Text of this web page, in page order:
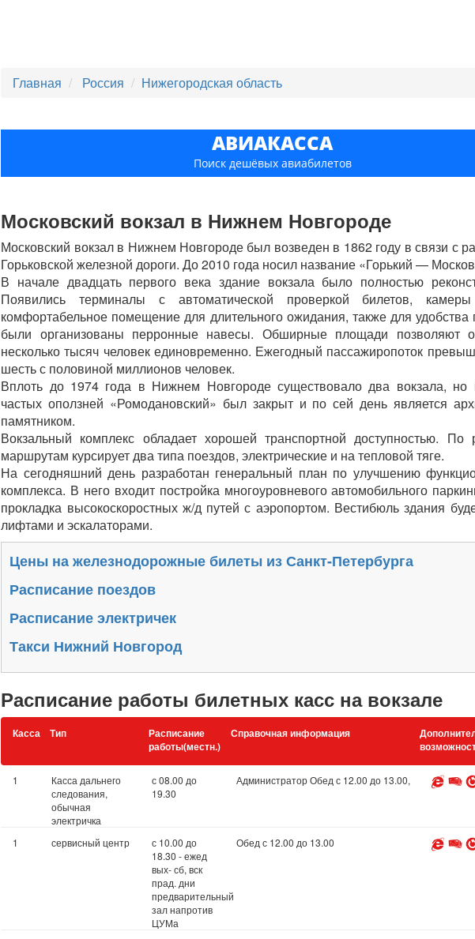
Главная Россия Нижегородская область
АВИАКАССА
Поиск дешёвых авиабилетов
Московский вокзал в Нижнем Новгороде
Московский вокзал в Нижнем Новгороде был возведен в 1862 году в связи с
Горьковской железной дороги. До 2010 года носил название «Горький —
В начале двадцать первого века здание вокзала было полностью
Появились терминалы с автоматической проверкой билетов,
комфортабельное помещение для длительного ожидания, также для удобства
были организованы перронные навесы. Обширные площади позволяют
несколько тысяч человек единовременно. Ежегодный пассажиропоток
шесть с половиной миллионов человек.
Вплоть до 1974 года в Нижнем Новгороде существовало два вокзала, но
частых оползней «Ромодановский» был закрыт и по сей день является
памятником.
Вокзальный комплекс обладает хорошей транспортной доступностью. По
маршрутам курсирует два типа поездов, электрические и на тепловой тяге.
На сегодняшний день разработан генеральный план по улучшению
комплекса. В него входит постройка многоуровневого автомобильного
прокладка высокоскоростных ж/д путей с аэропортом. Вестибюль здания
лифтами и эскалаторами.
Цены на железнодорожные билеты из Санкт-Петербурга
Расписание поездов
Расписание электричек
Такси Нижний Новгород
Расписание работы билетных касс на вокзале
Касса Тип
Расписание
работы(местн.)
Справочная информация
1
Касса дальнего
следования,
обычная
электричка
с 08.00 до
19.30
Администратор Обед с 12.00 до 13.00,
1 сервисный центр
с 10.00 до
18.30 - ежед
вых- сб, вск
прад. дни
предварительный
зал напротив
ЦУМа
Обед с 12.00 до 13.00